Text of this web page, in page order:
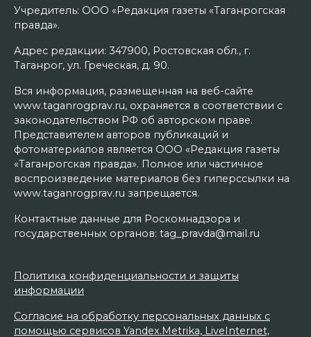
Учредитель: ООО «Редакция газеты «Таганрогская
правда».
Адрес редакции: 347900, Ростовская обл., г.
Таганрог, ул. Греческая, д. 90.
Вся информация, размещенная на веб-сайте
www.taganrogprav.ru, охраняется в соответствии с
законодательством РФ об авторском праве.
Представителем авторов публикаций и
фотоматериалов является ООО «Редакция газеты
«Таганрогская правда». Полное или частичное
воспроизведение материалов без гиперссылки на
www.taganrogprav.ru запрещается.
Контактные данные для Роскомнадзора и
государственных органов: tag_pravda@mail.ru
Политика конфиденциальности и защиты
информации
Согласие на обработку персональных данных с
помощью сервисов Yandex.Metrika, LiveInternet,